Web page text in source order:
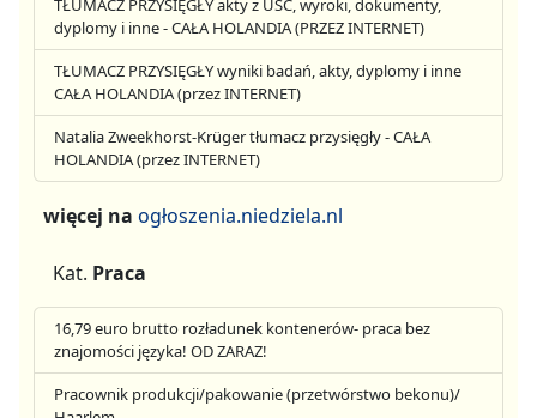
TŁUMACZ PRZYSIĘGŁY akty z USC, wyroki, dokumenty,
dyplomy i inne - CAŁA HOLANDIA (PRZEZ INTERNET)
TŁUMACZ PRZYSIĘGŁY wyniki badań, akty, dyplomy i inne
CAŁA HOLANDIA (przez INTERNET)
Natalia Zweekhorst-Krüger tłumacz przysięgły - CAŁA
HOLANDIA (przez INTERNET)
więcej na ogłoszenia.niedziela.nl
Kat. Praca
16,79 euro brutto rozładunek kontenerów- praca bez
znajomości języka! OD ZARAZ!
Pracownik produkcji/pakowanie (przetwórstwo bekonu)/